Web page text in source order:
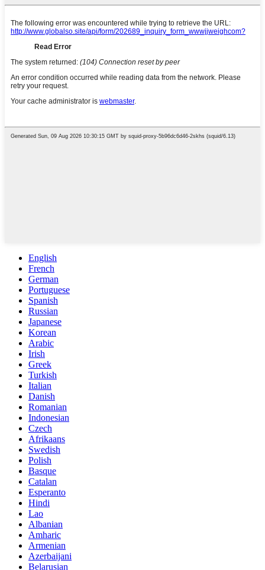
English
French
German
Portuguese
Spanish
Russian
Japanese
Korean
Arabic
Irish
Greek
Turkish
Italian
Danish
Romanian
Indonesian
Czech
Afrikaans
Swedish
Polish
Basque
Catalan
Esperanto
Hindi
Lao
Albanian
Amharic
Armenian
Azerbaijani
Belarusian